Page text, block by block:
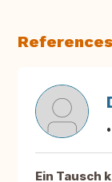
References
Ein Tausch